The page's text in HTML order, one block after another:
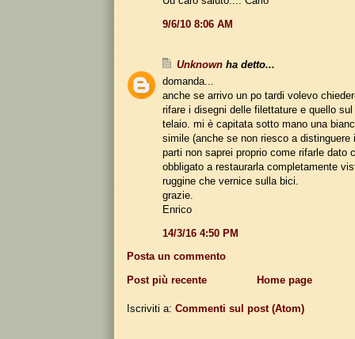
9/6/10 8:06 AM
Unknown ha detto...
domanda...
anche se arrivo un po tardi volevo
rifare i disegni delle filettature e quello
telaio. mi è capitata sotto mano una
simile (anche se non riesco a distinguere
parti non saprei proprio come rifarle dato
obbligato a restaurarla completamente
ruggine che vernice sulla bici.
grazie.
Enrico
14/3/16 4:50 PM
Posta un commento
Post più recente
Home page
Iscriviti a: Commenti sul post (Atom)